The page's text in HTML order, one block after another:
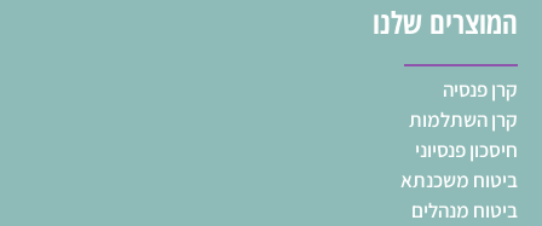
המוצרים שלנו
קרן פנסיה
קרן השתלמות
חיסכון פנסיוני
ביטוח משכנתא
ביטוח מנהלים